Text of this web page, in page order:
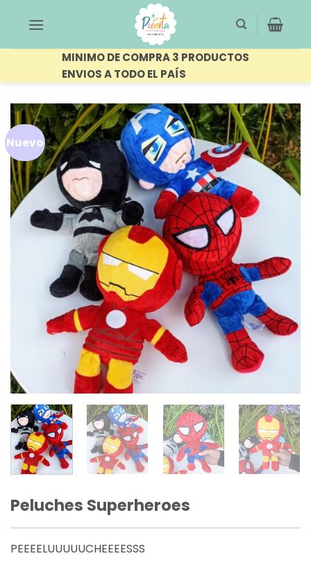
MINIMO DE COMPRA 3 PRODUCTOS
ENVIOS A TODO EL PAÍS
Nuevo
Peluches Superheroes
PEEEELUUUUUCHEEEESSS